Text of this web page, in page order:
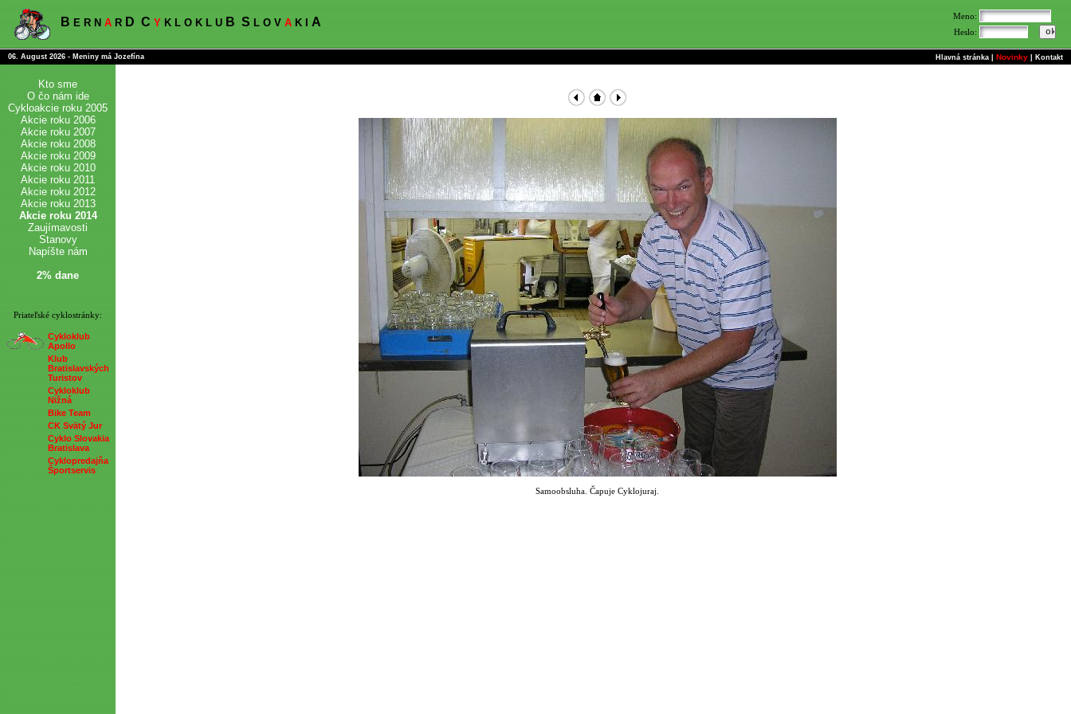
B E R N A R D C Y K L O K L U B S L O V A K I A
Meno:
Heslo:
06. August 2026 - Meniny má Jozefína Hlavná stránka Novinky Kontakt
Kto sme
O čo nám ide
Cykloakcie roku 2005
Akcie roku 2006
Akcie roku 2007
Akcie roku 2008
Akcie roku 2009
Akcie roku 2010
Akcie roku 2011
Akcie roku 2012
Akcie roku 2013
Akcie roku 2014
Zaujímavosti
Stanovy
Napíšte nám
2% dane
Priateľské cyklostránky:
Cykloklub
Apollo
Klub
Bratislavských
Turistov
Cykloklub
Nižná
Bike Team
CK Svätý Jur
Cyklo Slovakia
Bratislava
Cyklopredajňa
Športservis
Samoobsluha. Čapuje Cyklojuraj.